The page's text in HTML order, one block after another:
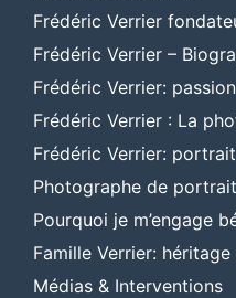
Frédéric Verrier
Frédéric Verrier –
Frédéric Verrier:
Frédéric Verrier : La
Frédéric Verrier:
Photographe de
Pourquoi je m’engage
Famille Verrier: héritage
Médias & Interventions